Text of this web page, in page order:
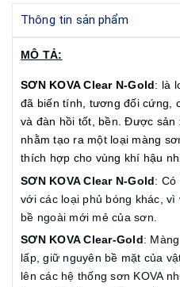
Thông tin sản phẩm
MÔ TẢ:
SƠN KOVA Clear N-Gold: là
đã biến tính, tương đối cứng,
và đàn hồi tốt, bền. Được sản
nhằm tạo ra một loại màng
thích hợp cho vùng khí hậu
SƠN KOVA Clear N-Gold: Có
với các loại phủ bóng khác,
bề ngoài mới mẻ của sơn.
SƠN KOVA Clear-Gold:
lấp, giữ nguyên bề mặt của
lên các hệ thống sơn KOVA